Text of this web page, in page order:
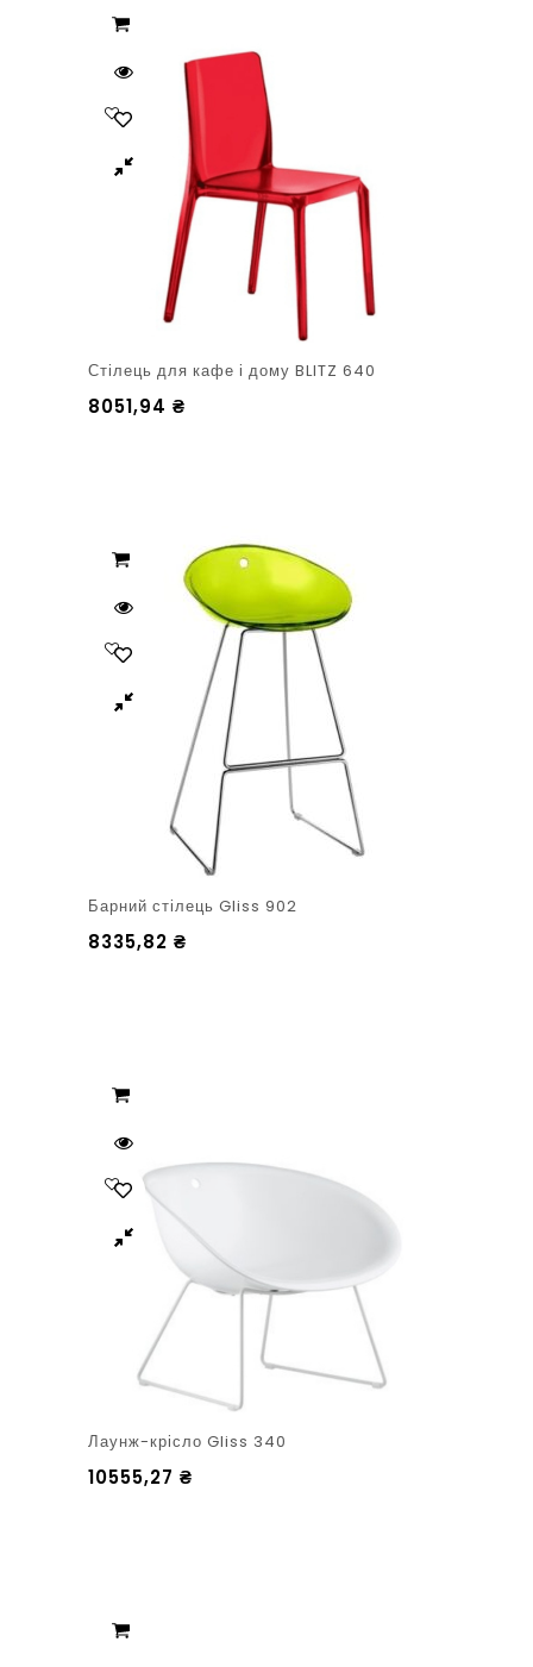
Стілець для кафе і дому BLITZ 640
8051,94 ₴
Барний стілець Gliss 902
8335,82 ₴
Лаунж-крісло Gliss 340
10555,27 ₴